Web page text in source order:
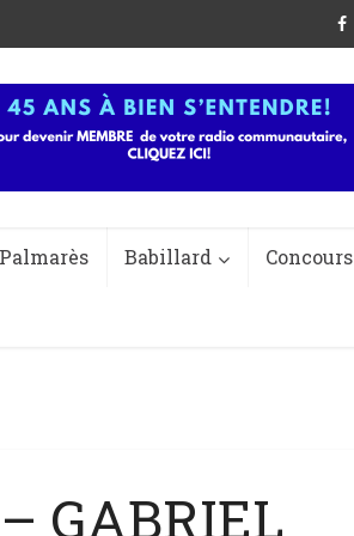
Palmarès Babillard Concours
GABRIEL